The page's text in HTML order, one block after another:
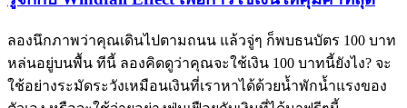
ลองนึกภาพว่าคุณเดินไปตามถนน แล้วจู่ๆ ก็พบธนบัตร 100 บาท
หล่นอยู่บนพื้น ทีนี้ ลองคิดดูว่าคุณจะใช้เงิน 100 บาทนี้ยังไง? จะ
ใช้อย่างระมัดระวังเหมือนเงินที่เราหาได้ด้วยน้ำพักน้ำแรงของ